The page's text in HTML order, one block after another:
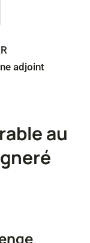
adjoint
au